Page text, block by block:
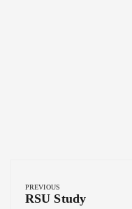
navigation
PREVIOUS
Previous
RSU Study